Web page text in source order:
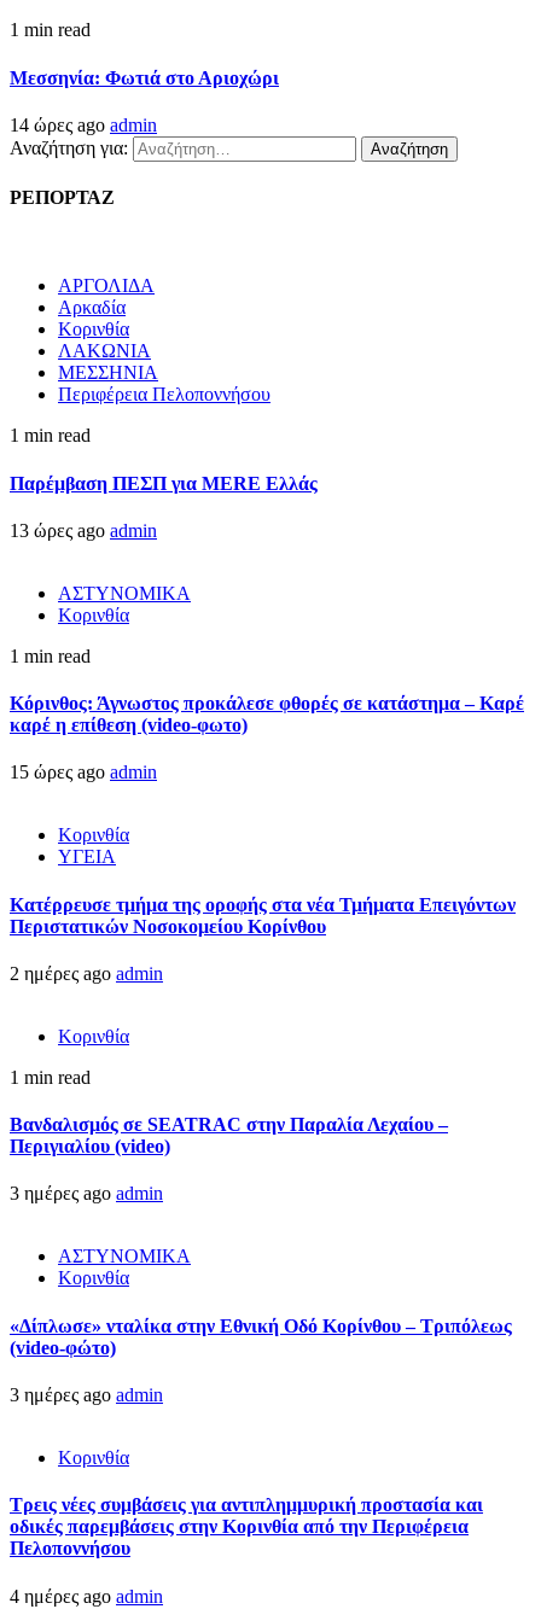
1 min read
Μεσσηνία: Φωτιά στο Αριοχώρι
14 ώρες ago admin
Αναζήτηση για:
ΡΕΠΟΡΤΑΖ
ΑΡΓΟΛΙΔΑ
Αρκαδία
Κορινθία
ΛΑΚΩΝΙΑ
ΜΕΣΣΗΝΙΑ
Περιφέρεια Πελοποννήσου
1 min read
Παρέμβαση ΠΕΣΠ για MERE Ελλάς
13 ώρες ago admin
ΑΣΤΥΝΟΜΙΚΑ
Κορινθία
1 min read
Κόρινθος: Άγνωστος προκάλεσε φθορές σε κατάστημα – Καρέ
καρέ η επίθεση (video-φωτο)
15 ώρες ago admin
Κορινθία
ΥΓΕΙΑ
Kατέρρευσε τμήμα της οροφής στα νέα Τμήματα Επειγόντων
Περιστατικών Νοσοκομείου Κορίνθου
2 ημέρες ago admin
Κορινθία
1 min read
Βανδαλισμός σε SEATRAC στην Παραλία Λεχαίου –
Περιγιαλίου (video)
3 ημέρες ago admin
ΑΣΤΥΝΟΜΙΚΑ
Κορινθία
«Δίπλωσε» νταλίκα στην Εθνική Oδό Κορίνθου – Τριπόλεως
(video-φώτο)
3 ημέρες ago admin
Κορινθία
Τρεις νέες συμβάσεις για αντιπλημμυρική προστασία και
οδικές παρεμβάσεις στην Κορινθία από την Περιφέρεια
Πελοποννήσου
4 ημέρες ago admin